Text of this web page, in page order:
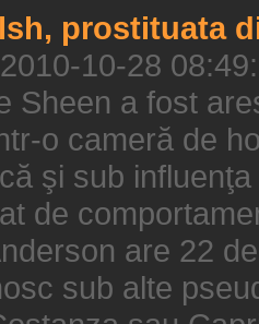
prostituata
10-28
Sheen a fost
o cameră de
şi sub
de
are 22
sub alte